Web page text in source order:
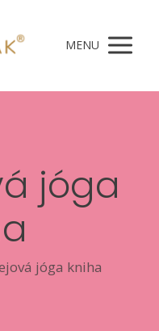
MENU
jóga
jóga kniha